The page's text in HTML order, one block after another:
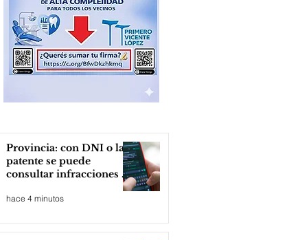
Provincia: con DNI o la
patente se puede
consultar infracciones en
hace 4 minutos